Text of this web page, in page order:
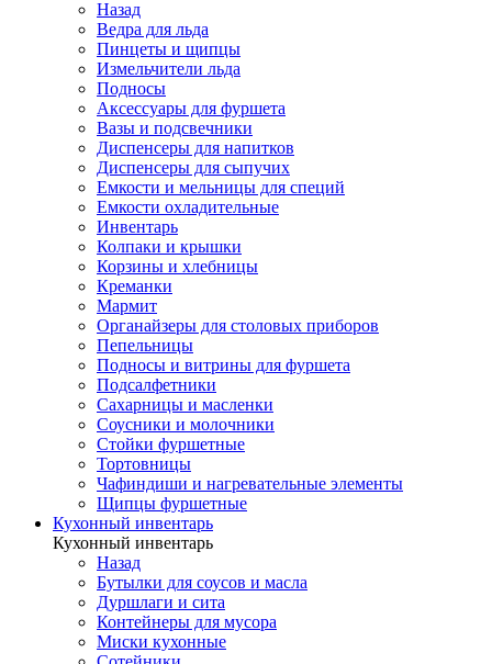
Назад
Ведра для льда
Пинцеты и щипцы
Измельчители льда
Подносы
Аксессуары для фуршета
Вазы и подсвечники
Диспенсеры для напитков
Диспенсеры для сыпучих
Емкости и мельницы для специй
Емкости охладительные
Инвентарь
Колпаки и крышки
Корзины и хлебницы
Креманки
Мармит
Органайзеры для столовых приборов
Пепельницы
Подносы и витрины для фуршета
Подсалфетники
Сахарницы и масленки
Соусники и молочники
Стойки фуршетные
Тортовницы
Чафиндиши и нагревательные элементы
Щипцы фуршетные
Кухонный инвентарь
Кухонный инвентарь
Назад
Бутылки для соусов и масла
Дуршлаги и сита
Контейнеры для мусора
Миски кухонные